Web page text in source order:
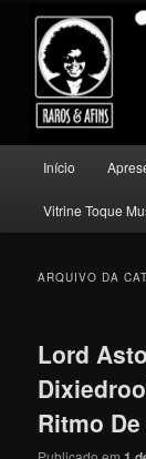
conteúdo
principal
conteúdo
secundário
Toque
Um lugar para
principal
Início
Vitrine Toque
ARQUIVO DA
Lord
Ritmo